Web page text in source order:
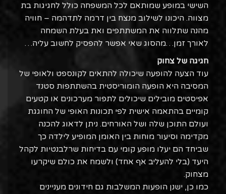
השישי במופע שמותאם לכל המשפחה כולל לחגיגות בת
מצווה. היכונו לשילוב מנצח בין דרמה לתדהמה – חוויה
מהנה שתלווה את המשתתפים ואת בעלת השמחה
לאורך זמן…מהסוג שאי אפשר להפסיק לחשוב עליה…
חגיגה של צחוק
עוד הצעה להופעה שיכולה להתאים לקונספט ולאופי של
המסיבה היא הופעה הומוריסטית בהשתתפות סטנד
אפיסטים מובילים שיכולים לתפור מערכונים או קטעים
קומיים בהתאמה אישית לפי תכונות האופי של החוגגת
ועולם התוכן שלה ושל האורחים. ניתן לדאוג להכנה
מקדימה וסיעור מוחות בין האומן המופיע לילדה כך
שביחד הם יעלו מופע קומי עם בדיחות שרלבנטיות לקהל
היעד (בלי להעליב אף אחד) ולשמח את כולם שיקרעו
מצחוק.
כמו כן, ישנן הופעות המשלבות גם חידונים מעניינים